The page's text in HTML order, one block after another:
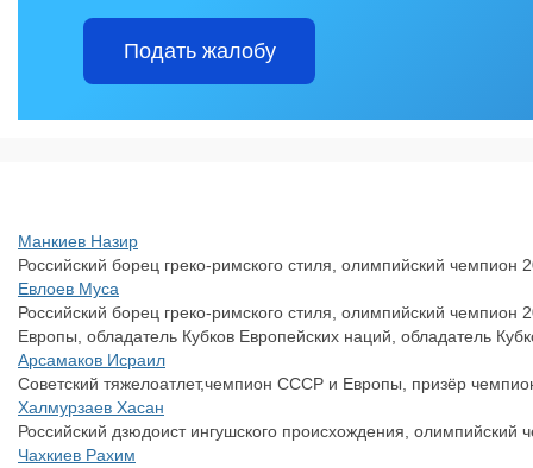
Подать жалобу
Манкиев Назир
Российский борец греко-римского стиля, олимпийский чемпион
Евлоев Муса
Российский борец греко-римского стиля, олимпийский
Европы, обладатель Кубков Европейских наций, обладатель
Арсамаков Исраил
Советский тяжелоатлет,чемпион СССР и Европы, призёр
Халмурзаев Хасан
Российский дзюдоист ингушского происхождения, олимпийский
Чахкиев Рахим